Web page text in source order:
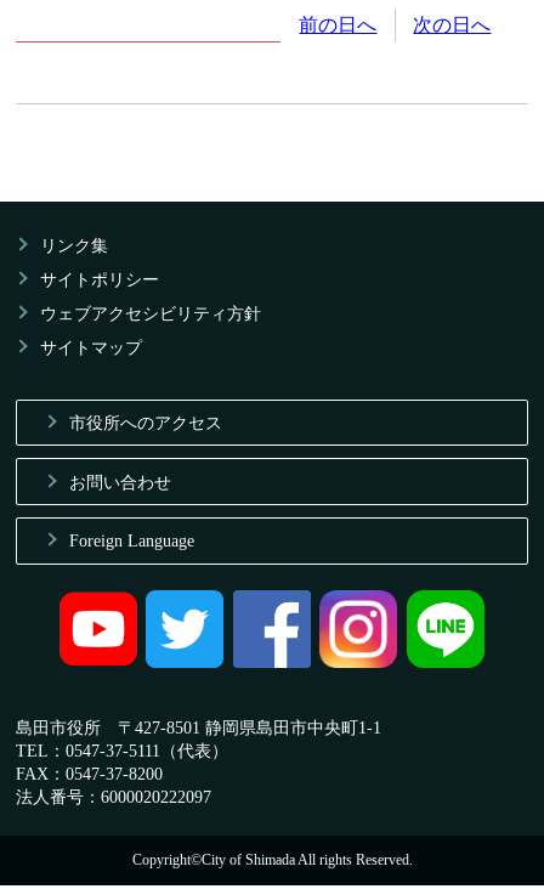
前の日へ 次の日へ
リンク集
サイトポリシー
ウェブアクセシビリティ方針
サイトマップ
市役所へのアクセス
お問い合わせ
Foreign Language
島田市役所 〒427-8501 静岡県島田市中央町1-1
TEL：0547-37-5111（代表）
FAX：0547-37-8200
法人番号：6000020222097
Copyright©City of Shimada All rights Reserved.